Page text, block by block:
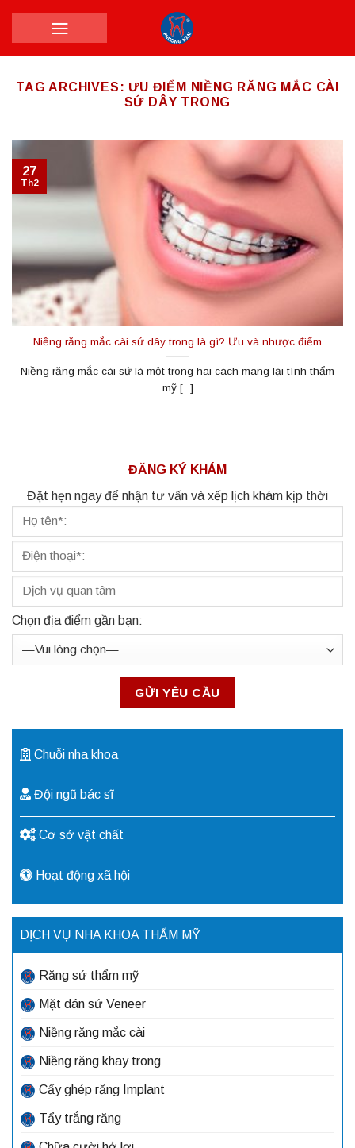
TAG ARCHIVES: ƯU ĐIỂM NIỀNG RĂNG MẮC CÀI
SỨ DÂY TRONG
Niềng răng mắc cài sứ dây trong là gì? Ưu và nhược điểm
Niềng răng mắc cài sứ là một trong hai cách mang lại tính thẩm
mỹ [...]
27
Th2
ĐĂNG KÝ KHÁM
Đặt hẹn ngay để nhận tư vấn và xếp lịch khám kịp thời
Chọn địa điểm gần bạn:
Chuỗi nha khoa
Đội ngũ bác sĩ
Cơ sở vật chất
Hoạt động xã hội
DỊCH VỤ NHA KHOA THẨM MỸ
Răng sứ thẩm mỹ
Mặt dán sứ Veneer
Niềng răng mắc cài
Niềng răng khay trong
Cấy ghép răng Implant
Tẩy trắng răng